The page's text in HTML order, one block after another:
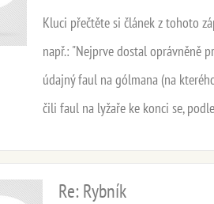
Kluci přečtěte si článek z tohoto
např.: "Nejprve dostal oprávněně
údajný faul na gólmana (na
čili faul na lyžaře ke konci se,
Re: Rybník